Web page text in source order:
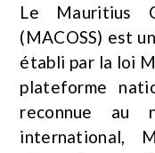
Le Mauritius
(MACOSS) est
établi par la loi
plateforme
reconnue au
international,